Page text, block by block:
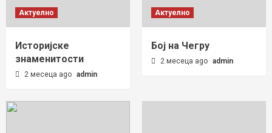
Актуелно
Историјске
знаменитости
2 месеца ago admin
Актуелно
Бој на Чегру
2 месеца ago admin